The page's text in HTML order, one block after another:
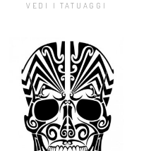
VEDI I TATUAGGI